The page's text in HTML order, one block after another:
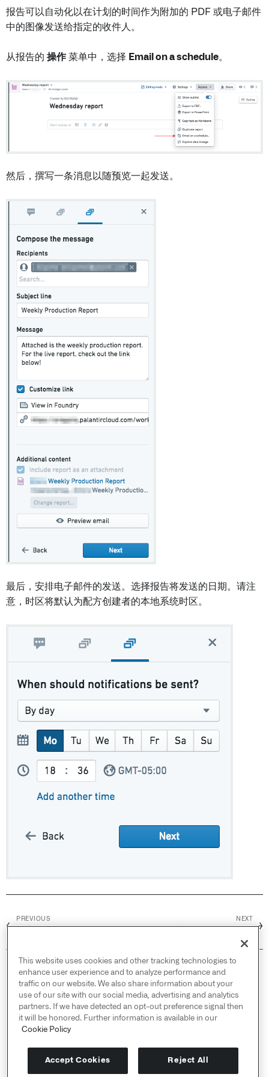
报告可以自动化以在计划的时间作为附加的 PDF 或电子邮件
中的图像发送给指定的收件人。
从报告的 操作菜单中，选择 Email on a schedule。
然后，撰写一条消息以随预览一起发送。
最后，安排电子邮件的发送。选择报告将发送的日期。请注
意，时区将默认为配方创建者的本地系统时区。
←
PREVIOUS NEXT
→
© 2026 Palantir Technologies Inc. All rights
reserved.
Cookies Statement ↗
Privacy Statement ↗
Terms of Use ↗
Do Not Sell or Share My Personal Information
This website uses cookies and other tracking technologies to
enhance user experience and to analyze performance and
traffic on our website. We also share information about your
use of our site with our social media, advertising and analytics
partners. If we have detected an opt-out preference signal then
it will be honored. Further information is available in our
Cookie Policy
Accept Cookies Reject All